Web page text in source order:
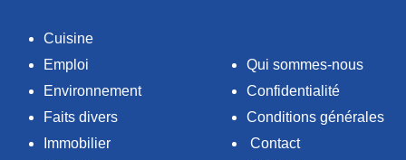
Cuisine
Emploi
Environnement
Faits divers
Immobilier
Qui sommes-nous
Confidentialité
Conditions générales
Contact